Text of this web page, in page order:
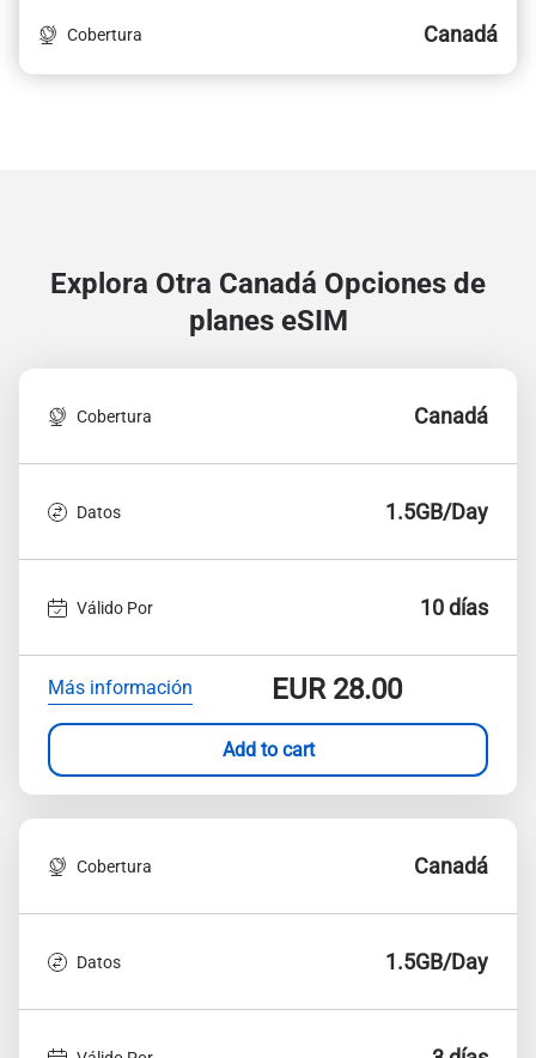
Cobertura Canadá
Explora Otra Canadá Opciones de
planes eSIM
Cobertura Canadá
Datos 1.5GB/Day
Válido Por 10 días
Más información EUR28.00
Add to cart
Cobertura Canadá
Datos 1.5GB/Day